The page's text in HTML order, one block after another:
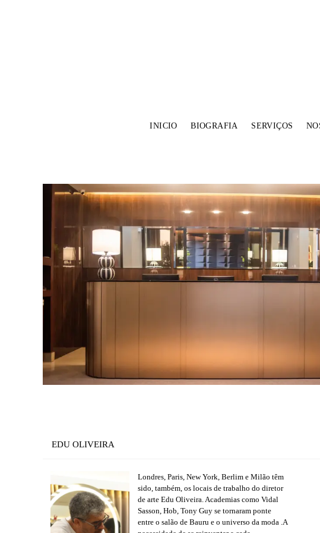
INICIO BIOGRAFIA SERVIÇOS
EDU OLIVEIRA
Londres, Paris, New York, Berlim e Milão têm
sido, também, os locais de trabalho do diretor
de arte Edu Oliveira. Academias como Vidal
Sasson, Hob, Tony Guy se tornaram ponte
entre o salão de Bauru e o universo da moda .A